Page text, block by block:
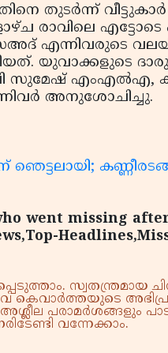
തുടര്‍ന്ന് വീട്ടുകാര്‍
രാവിലെ
എന്നിവരുടെ
യുവാക്കളുടെ
സുമേഷ് എംഎല്‍എ,
അനുശോചിച്ചു.
went missing
സ്വതന്ത്രമായ
കെവാർത്തയുടെ
പരാമർശങ്ങളും
വന്നേക്കാം.